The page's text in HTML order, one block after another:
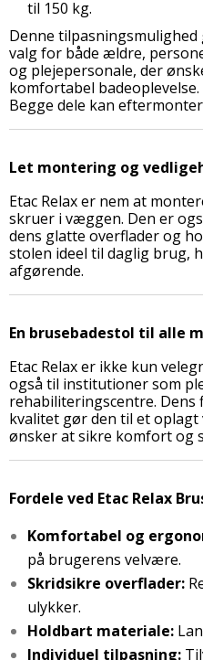
til 150 kg.
Denne tilpasningsmulighed
valg for både ældre,
og plejepersonale, der
komfortabel badeoplevelse.
Begge dele kan
Let montering og
Etac Relax er nem at
skruer i væggen. Den er
dens glatte overflader og
stolen ideel til daglig brug,
afgørende.
En brusebadestol til alle
Etac Relax er ikke kun
også til institutioner som
rehabiliteringscentre. Dens
kvalitet gør den til et
ønsker at sikre komfort og
Fordele ved Etac Relax
Komfortabel og
på brugerens velvære.
Skridsikre overflader:
ulykker.
Holdbart materiale:
Individuel tilpasning: